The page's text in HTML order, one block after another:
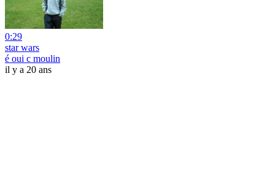
0:29
star wars
é oui c moulin
il y a 20 ans